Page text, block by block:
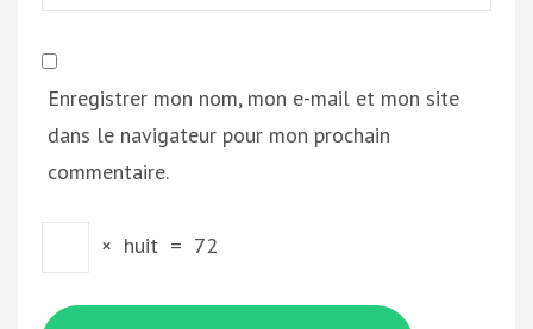
Enregistrer mon nom, mon e-mail et mon site
dans le navigateur pour mon prochain
commentaire.
× huit = 72